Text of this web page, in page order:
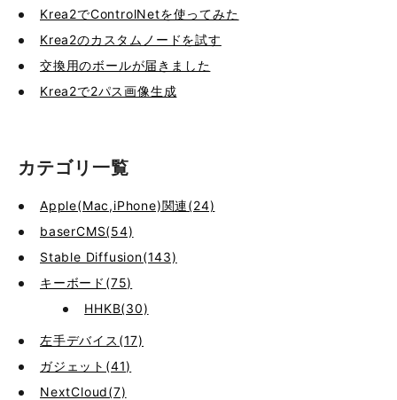
Krea2でControlNetを使ってみた
Krea2のカスタムノードを試す
交換用のボールが届きました
Krea2で2パス画像生成
カテゴリ一覧
Apple(Mac,iPhone)関連(24)
baserCMS(54)
Stable Diffusion(143)
キーボード(75)
HHKB(30)
左手デバイス(17)
ガジェット(41)
NextCloud(7)